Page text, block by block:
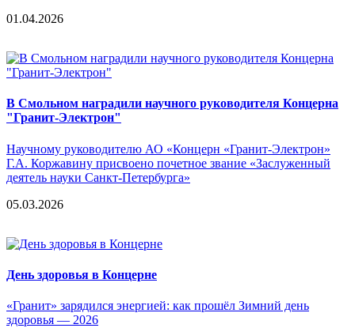
01.04.2026
В Смольном наградили научного руководителя Концерна
"Гранит-Электрон"
Научному руководителю АО «Концерн «Гранит-Электрон»
Г.А. Коржавину присвоено почетное звание «Заслуженный
деятель науки Санкт-Петербурга»
05.03.2026
День здоровья в Концерне
«Гранит» зарядился энергией: как прошёл Зимний день
здоровья — 2026